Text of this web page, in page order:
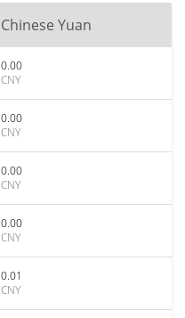
Chinese Yuan
0.00
CNY
0.00
CNY
0.00
CNY
0.00
CNY
0.01
CNY